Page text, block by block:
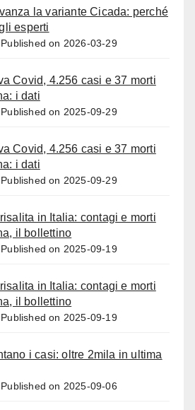
la variante Cicada: perché
esperti
Published on 2026-03-29
Covid, 4.256 casi e 37 morti
i dati
Published on 2025-09-29
Covid, 4.256 casi e 37 morti
i dati
Published on 2025-09-29
in Italia: contagi e morti
il bollettino
Published on 2025-09-19
in Italia: contagi e morti
il bollettino
Published on 2025-09-19
i casi: oltre 2mila in ultima
Published on 2025-09-06